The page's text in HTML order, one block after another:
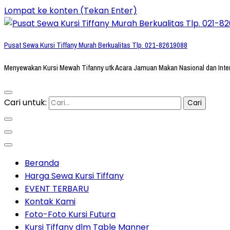
Lompat ke konten (Tekan Enter)
Pusat Sewa Kursi Tiffany Murah Berkualitas Tlp. 021-82619088
Menyewakan Kursi Mewah Tifanny utk Acara Jamuan Makan Nasional dan
Cari untuk:
Beranda
Harga Sewa Kursi Tiffany
EVENT TERBARU
Kontak Kami
Foto-Foto Kursi Futura
Kursi Tiffany dlm Table Manner